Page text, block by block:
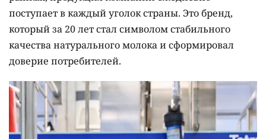
поступает в каждый уголок страны. Это бренд,
который за 20 лет стал символом стабильного
качества натурального молока и сформировал
доверие потребителей.